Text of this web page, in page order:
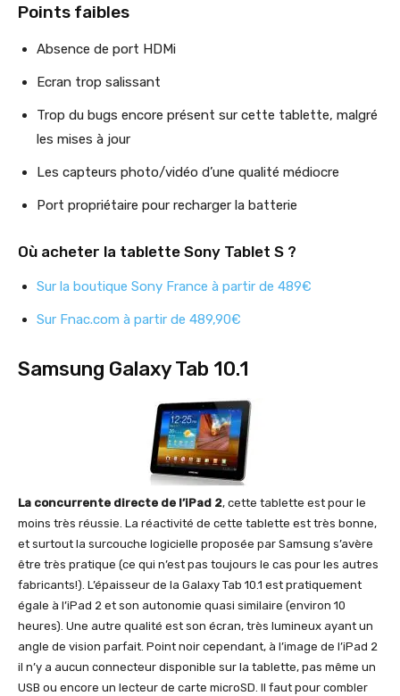
Points faibles
Absence de port HDMi
Ecran trop salissant
Trop du bugs encore présent sur cette tablette, malgré
les mises à jour
Les capteurs photo/vidéo d’une qualité médiocre
Port propriétaire pour recharger la batterie
Où acheter la tablette Sony Tablet S ?
Sur la boutique Sony France à partir de 489€
Sur Fnac.com à partir de 489,90€
Samsung Galaxy Tab 10.1
La concurrente directe de l’iPad 2, cette tablette est pour le
moins très réussie. La réactivité de cette tablette est très bonne,
et surtout la surcouche logicielle proposée par Samsung s’avère
être très pratique (ce qui n’est pas toujours le cas pour les autres
fabricants!). L’épaisseur de la Galaxy Tab 10.1 est pratiquement
égale à l’iPad 2 et son autonomie quasi similaire (environ 10
heures). Une autre qualité est son écran, très lumineux ayant un
angle de vision parfait. Point noir cependant, à l’image de l’iPad 2
il n’y a aucun connecteur disponible sur la tablette, pas même un
USB ou encore un lecteur de carte microSD. Il faut pour combler